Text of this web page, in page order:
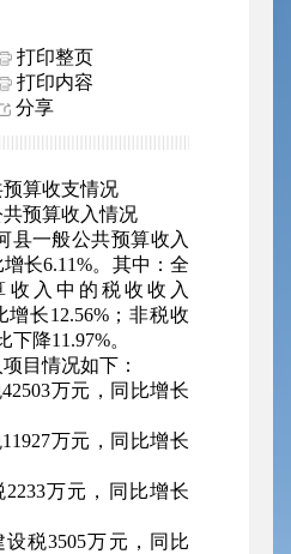
打印整页
打印内容
分享
算收支情况
共预算收入情况
县一般公共预算收入
长6.11%。其中：全
收入中的税收收入
增长12.56%；非税收
下降11.97%。
目情况如下：
万元，同比增长
万元，同比增长
万元，同比增长
税3505万元，同比